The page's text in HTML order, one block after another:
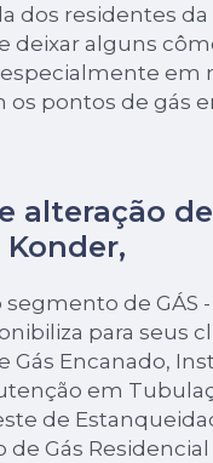
dos residentes da
deixar alguns
em
os pontos de gás
alteração
segmento de GÁS -
para seus
Gás Encanado,
em
de
Gás